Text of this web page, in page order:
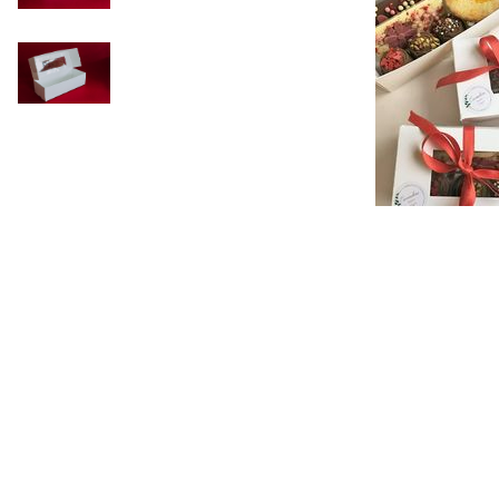
CUTII DE TORT CU FEREASTRA
CUTII DE TORT FARA FEREASTRA